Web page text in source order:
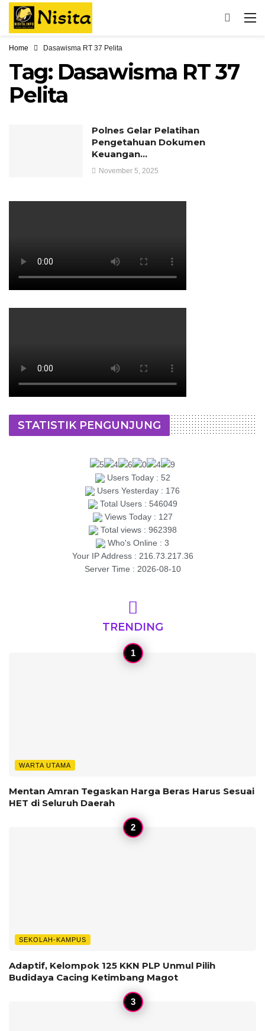
Home Dasawisma RT 37 Pelita
Tag: Dasawisma RT 37
Pelita
Polnes Gelar Pelatihan
Pengetahuan Dokumen
Keuangan…
November 5, 2025
STATISTIK PENGUNJUNG
Users Today : 52
Users Yesterday : 176
Total Users : 546049
Views Today : 127
Total views : 962398
Who's Online : 3
Your IP Address : 216.73.217.36
Server Time : 2026-08-10
TRENDING
WARTA UTAMA
Mentan Amran Tegaskan Harga Beras Harus Sesuai
HET di Seluruh Daerah
SEKOLAH-KAMPUS
‎Adaptif, Kelompok 125 KKN PLP Unmul Pilih
Budidaya Cacing Ketimbang Magot